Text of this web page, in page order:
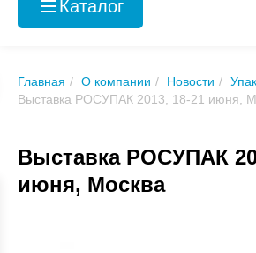
Каталог
Оборудование
б/у
Главная О компании Новости
Выставка РОСУПАК 2013, 18-21 июня,
Выставка РОСУПАК
июня, Москва